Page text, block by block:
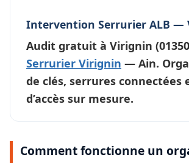
Intervention Serrurier ALB —
Audit gratuit à Virignin
Serrurier Virignin — Ain.
de clés, serrures connectées
d’accès sur mesure.
Comment fonctionne un